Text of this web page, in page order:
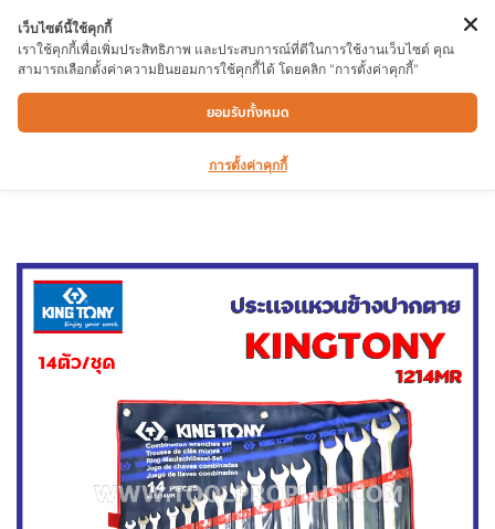
ประแจแหวนข้างปากตายชุด KINGTONY
1214MR 10-32MM 14ตัวชุด
เว็บไซต์นี้ใช้คุกกี้
เราใช้คุกกี้เพื่อเพิ่มประสิทธิภาพ และประสบการณ์ที่ดีในการใช้งานเว็บไซต์ คุณ
สามารถเลือกตั้งค่าความยินยอมการใช้คุกกี้ได้ โดยคลิก "การตั้งค่าคุกกี้"
ยอมรับทั้งหมด
การตั้งค่าคุกกี้